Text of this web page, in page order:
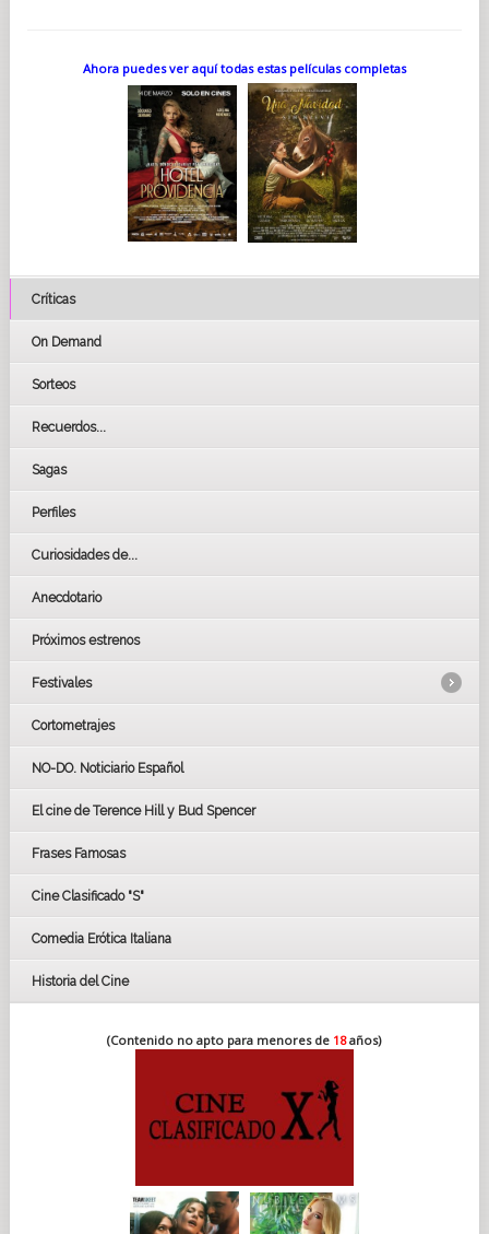
Ahora puedes ver aquí todas estas películas completas
Críticas
On Demand
Sorteos
Recuerdos...
Sagas
Perfiles
Curiosidades de...
Anecdotario
Próximos estrenos
Festivales
LOS OSCARS
GOYAS
BAFTA
Cortometrajes
NO-DO. Noticiario Español
El cine de Terence Hill y Bud Spencer
Frases Famosas
Cine Clasificado "S"
Comedia Erótica Italiana
Historia del Cine
(Contenido no apto para menores de 18años)